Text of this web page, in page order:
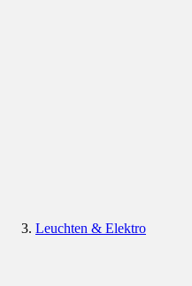
Leuchten & Elektro